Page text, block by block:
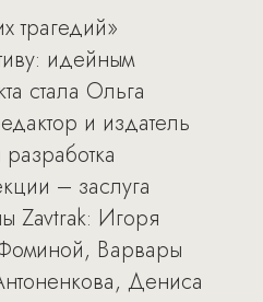
трагедий»
идейным
стала Ольга
и издатель
– заслуга
Zavtrak: Игоря
Варвары
Дениса